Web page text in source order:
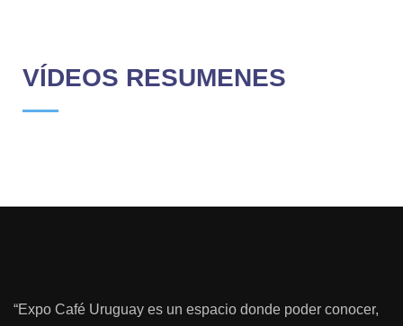
VÍDEOS RESUMENES
“Expo Café Uruguay es un espacio donde poder conocer,